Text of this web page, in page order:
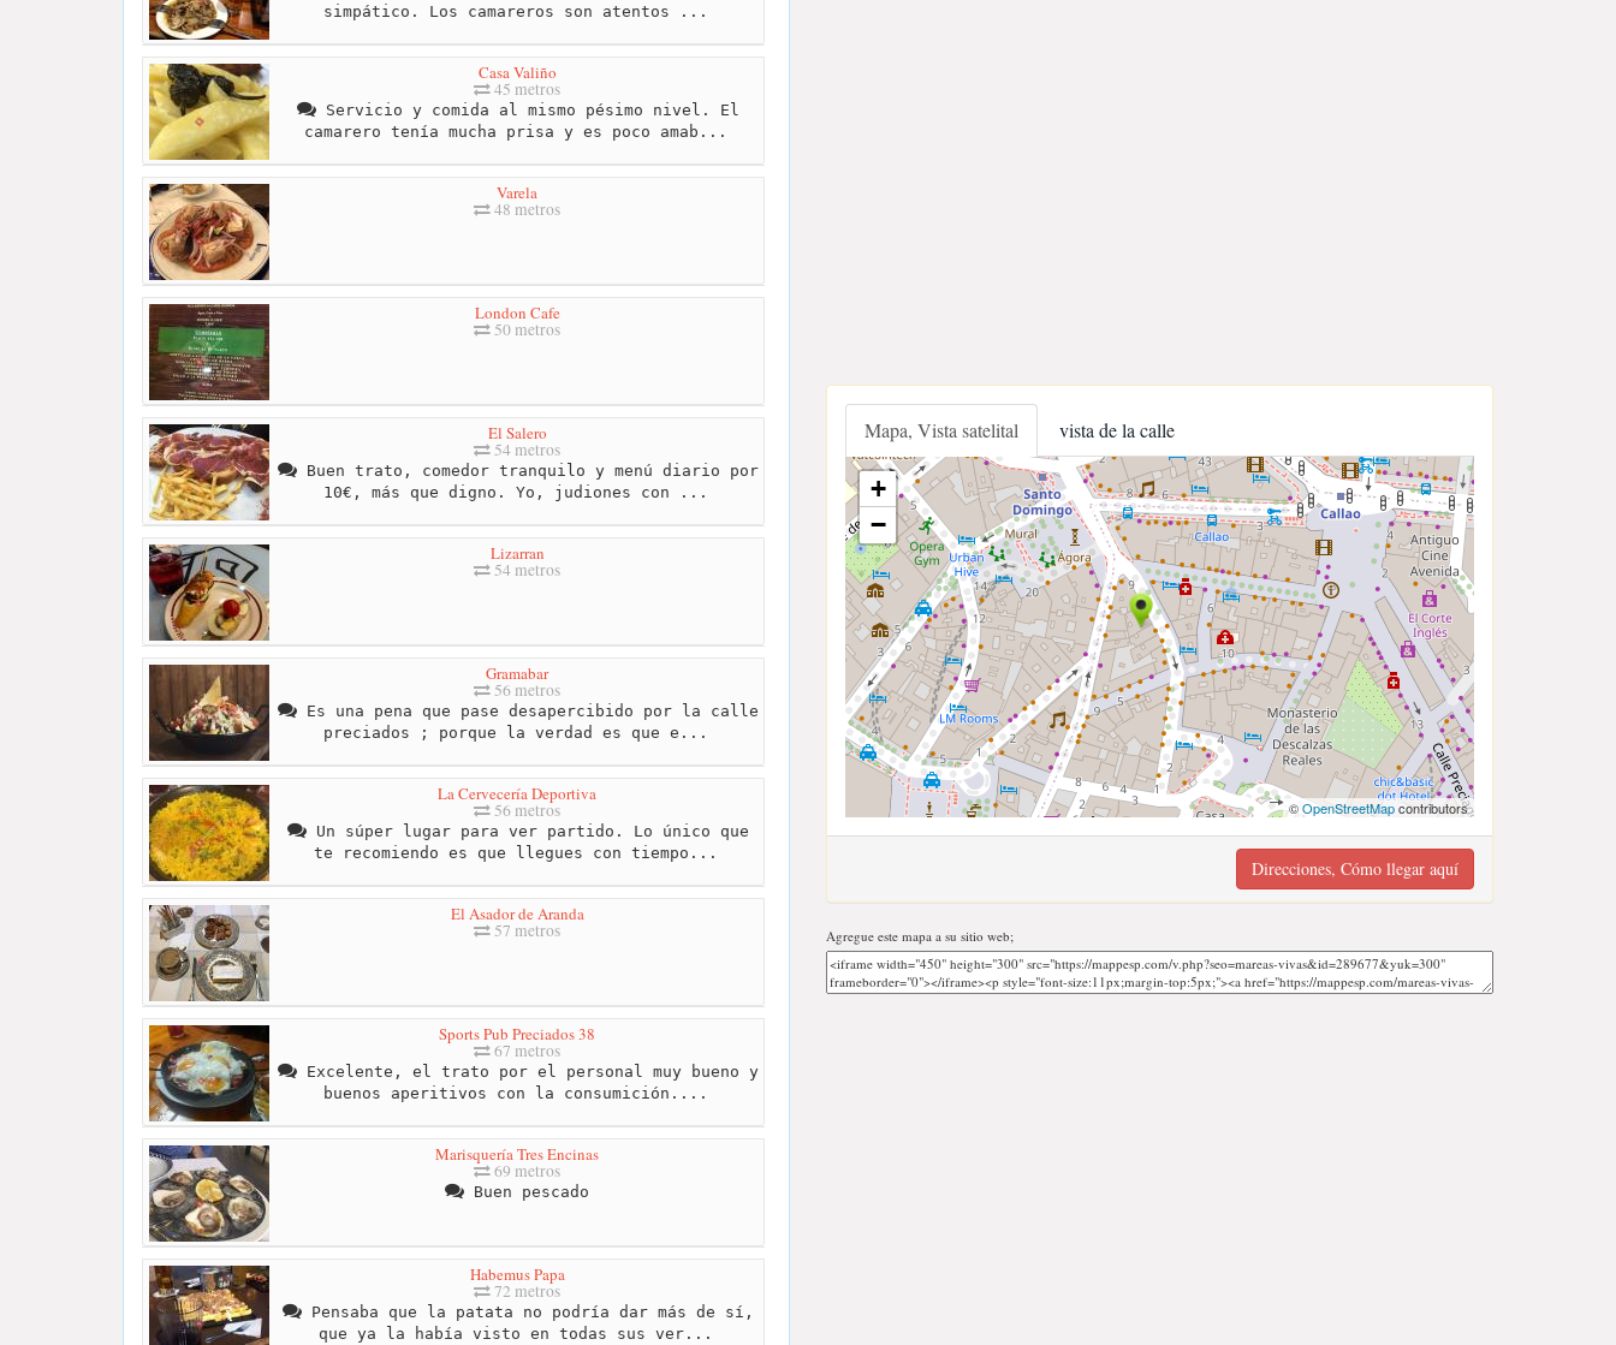
simpático. Los camareros son atentos ...
Casa Valiño
45 metros
Servicio y comida al mismo pésimo nivel. El
camarero tenía mucha prisa y es poco amab...
Varela
48 metros
London Cafe
50 metros
El Salero
54 metros
Buen trato, comedor tranquilo y menú diario por
10€, más que digno. Yo, judiones con ...
Lizarran
54 metros
Gramabar
56 metros
Es una pena que pase desapercibido por la calle
preciados ; porque la verdad es que e...
La Cervecería Deportiva
56 metros
Un súper lugar para ver partido. Lo único que
te recomiendo es que llegues con tiempo...
El Asador de Aranda
57 metros
Sports Pub Preciados 38
67 metros
Excelente, el trato por el personal muy bueno y
buenos aperitivos con la consumición....
Marisquería Tres Encinas
69 metros
Buen pescado
Habemus Papa
72 metros
Pensaba que la patata no podría dar más de sí,
que ya la había visto en todas sus ver...
Mapa, Vista satelital vista de la calle
+
−
©OpenStreetMapcontributors
Direcciones, Cómo llegar aquí
Agregue este mapa a su sitio web;